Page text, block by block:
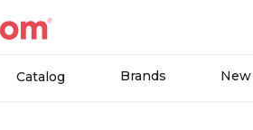
Catalog Brands